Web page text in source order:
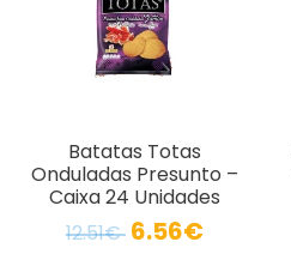
Batatas Totas
Onduladas Presunto –
Caixa 24 Unidades
12.51€ 6.56€